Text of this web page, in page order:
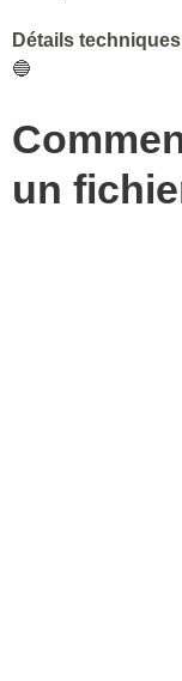
Détails techniques
🔵
un